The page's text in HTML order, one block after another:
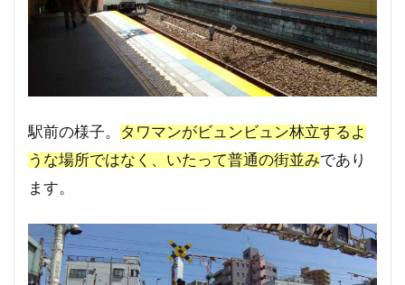
駅前の様子。
タワマンがビュンビュン林立するよ
うな場所ではなく、いたって普通の街並みであり
ます。